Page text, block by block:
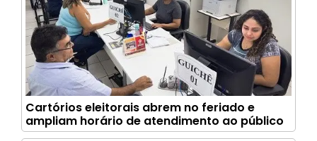
Cartórios eleitorais abrem no feriado e
ampliam horário de atendimento ao público